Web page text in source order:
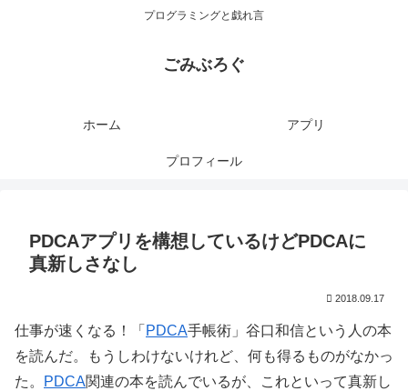
プログラミングと戯れ言
ごみぶろぐ
ホーム アプリ
プロフィール
PDCAアプリを構想しているけどPDCAに
真新しさなし
2018.09.17
仕事が速くなる！「 PDCA手帳術」谷口和信という人の本
を読んだ。もうしわけないけれど、何も得るものがなかっ
た。
PDCA関連の本を読んでいるが、これといって真新し